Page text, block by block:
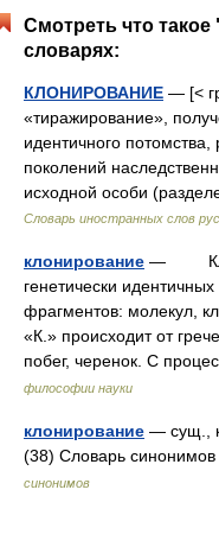
Смотреть что
словарях:
КЛОНИРОВАНИЕ — [<
«тиражирование»,
идентичного
поколений
исходной особи
Словарь иностранных слов
клонирование —
генетически
фрагментов: молекул,
«К.» происходит от
побег, черенок. С
философии науки
клонирование — сущ.,
(38) Словарь
синонимов